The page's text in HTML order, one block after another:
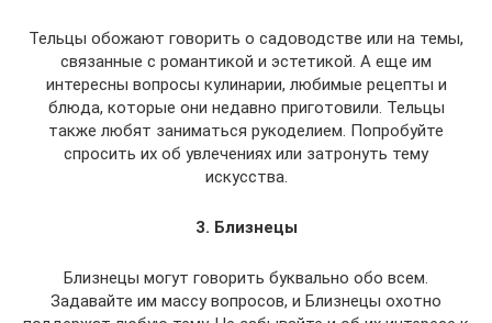
Тельцы обожают говорить о садоводстве или на темы,
связанные с романтикой и эстетикой. А еще им
интересны вопросы кулинарии, любимые рецепты и
блюда, которые они недавно приготовили. Тельцы
также любят заниматься рукоделием. Попробуйте
спросить их об увлечениях или затронуть тему
искусства.
3. Близнецы
Близнецы могут говорить буквально обо всем.
Задавайте им массу вопросов, и Близнецы охотно